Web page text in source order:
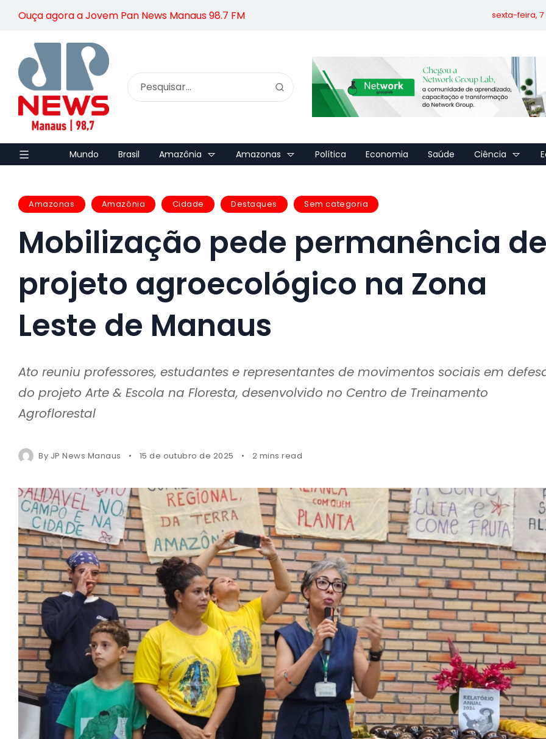
Ouça agora a Jovem Pan News Manaus 98.7 FM sexta-feira, 7
Mundo Brasil Amazônia Amazonas Política Economia Saúde Ciência
Amazonas Amazônia Cidade Destaques Sem categoria
Mobilização pede permanência
projeto agroecológico na Zona
Leste de Manaus
Ato reuniu professores, estudantes e representantes de movimentos sociais em
do projeto Arte & Escola na Floresta, desenvolvido no Centro de Treinamento
Agroflorestal
By JP News Manaus 15 de outubro de 2025 2 mins read